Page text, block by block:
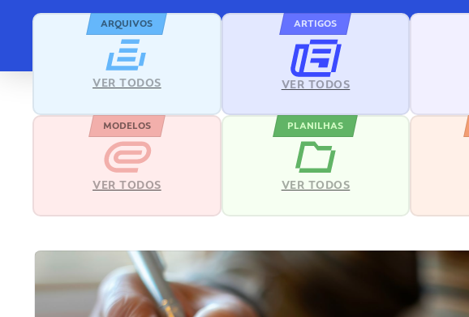
ARQUIVOS
VER TODOS
ARTIGOS
VER TODOS
MODELOS
VER TODOS
PLANILHAS
VER TODOS